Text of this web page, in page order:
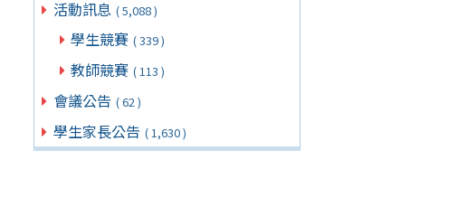
活動訊息 ( 5,088 )
學生競賽 ( 339 )
教師競賽 ( 113 )
會議公告 ( 62 )
學生家長公告 ( 1,630 )